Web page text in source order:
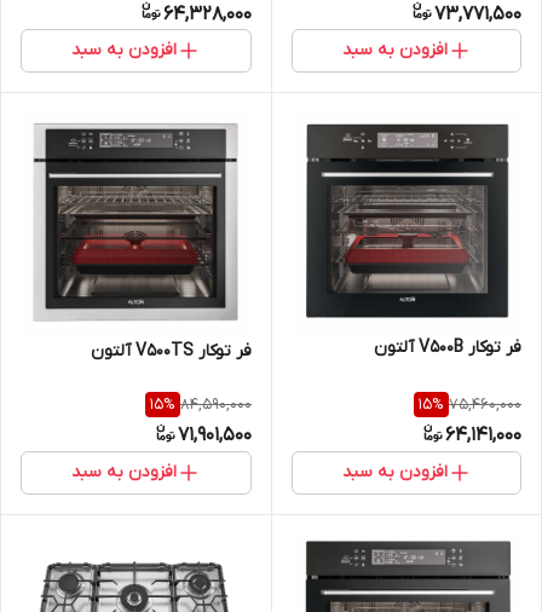
73,771,500
افزودن به سبد
64,328,000
افزودن به سبد
فر توکار V500B آلتون
75,460,000
15%
64,141,000
افزودن به سبد
فر توکار V500TS آلتون
84,590,000
15%
71,901,500
افزودن به سبد